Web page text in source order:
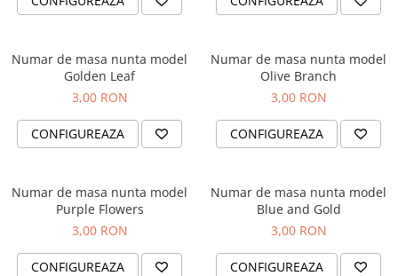
Decoratiuni Paste
Agende Personalizate
Agende A5
Agende A6
Planner / Jurnal
Felicitari personalizate
Invitatii personalizate
Printare poze
Martisoare
Cadouri absolvire
Numar de masa nunta model
Golden Leaf
3,00 RON
CONFIGUREAZA
Numar de masa nunta model
Olive Branch
3,00 RON
CONFIGUREAZA
Numar de masa nunta model
Purple Flowers
3,00 RON
CONFIGUREAZA
Numar de masa nunta model
Blue and Gold
3,00 RON
CONFIGUREAZA